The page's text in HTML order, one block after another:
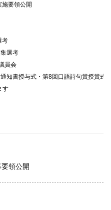
要領公開
考
選考
員会
知書授与式・第8回口語詩句賞授賞式
す
領公開